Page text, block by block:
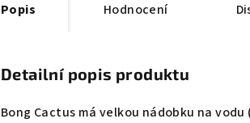
Popis Hodnocení
Detailní popis produktu
Bong Cactus má velkou nádobku na